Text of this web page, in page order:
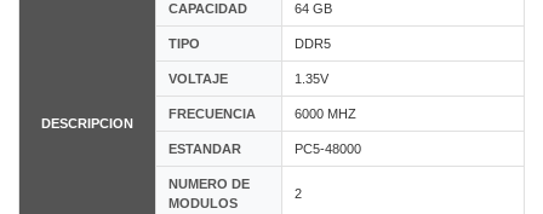
DESCRIPCION
CAPACIDAD 64 GB
TIPO DDR5
VOLTAJE 1.35V
FRECUENCIA 6000 MHZ
ESTANDAR PC5-48000
NUMERO DE
MODULOS
2